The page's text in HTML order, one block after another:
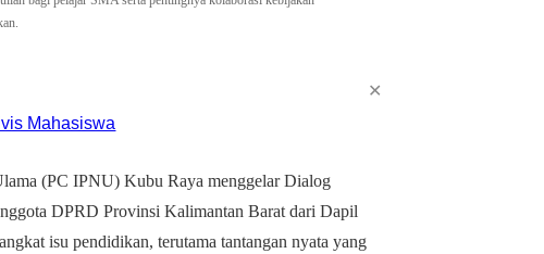
✕
(PC IPNU) Kubu Raya menggelar Dialog
DPRD Provinsi Kalimantan Barat dari Dapil
isu pendidikan, terutama tantangan nyata yang